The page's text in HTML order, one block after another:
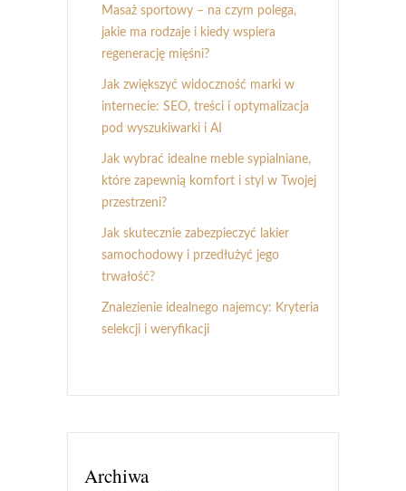
Masaż sportowy – na czym polega,
jakie ma rodzaje i kiedy wspiera
regenerację mięśni?
Jak zwiększyć widoczność marki w
internecie: SEO, treści i optymalizacja
pod wyszukiwarki i AI
Jak wybrać idealne meble sypialniane,
które zapewnią komfort i styl w Twojej
przestrzeni?
Jak skutecznie zabezpieczyć lakier
samochodowy i przedłużyć jego
trwałość?
Znalezienie idealnego najemcy: Kryteria
selekcji i weryfikacji
Archiwa